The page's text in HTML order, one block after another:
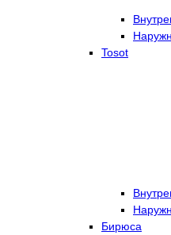
Tosot
Бирюса